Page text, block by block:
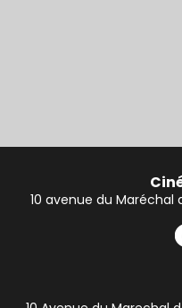
10 avenue du Maréchal